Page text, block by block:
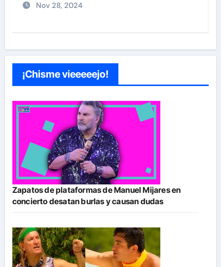
Nov 28, 2024
¡Chisme vieeeeejo!
Zapatos de plataformas de Manuel Mijares en
concierto desatan burlas y causan dudas